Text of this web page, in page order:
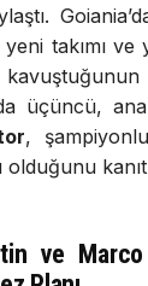
yeni takımı ve
üçüncü,
,
olduğunu
ve Marco